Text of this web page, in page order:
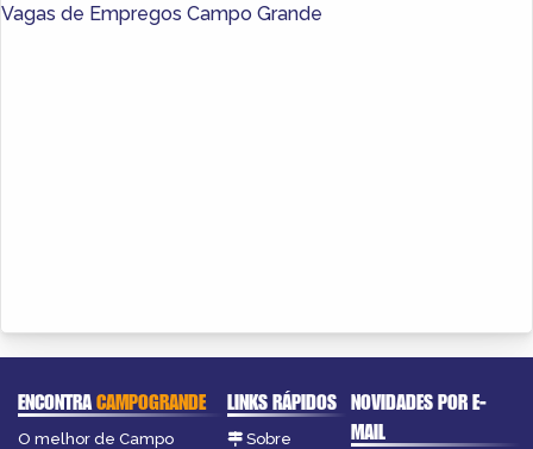
Vagas de Empregos Campo Grande
ENCONTRACAMPOGRANDE
O melhor de Campo
LINKS RÁPIDOS
Sobre
NOVIDADES POR E-
MAIL